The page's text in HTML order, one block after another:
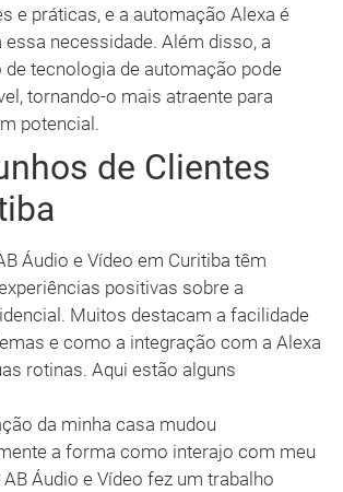
e práticas, e a automação Alexa é
necessidade. Além disso, a
tecnologia de automação pode
tornando-o mais atraente para
potencial.
de Clientes
Áudio e Vídeo em Curitiba têm
positivas sobre a
Muitos destacam a facilidade
e como a integração com a Alexa
rotinas. Aqui estão alguns
da minha casa mudou
a forma como interajo com meu
Áudio e Vídeo fez um trabalho